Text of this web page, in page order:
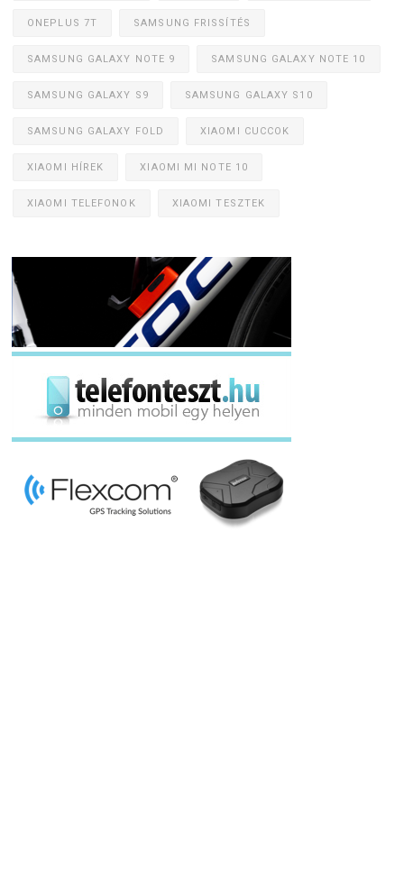
ONEPLUS 7T SAMSUNG FRISSÍTÉS
SAMSUNG GALAXY NOTE 9 SAMSUNG GALAXY NOTE 10
SAMSUNG GALAXY S9 SAMSUNG GALAXY S10
SAMSUNG GALAXY FOLD XIAOMI CUCCOK
XIAOMI HÍREK XIAOMI MI NOTE 10
XIAOMI TELEFONOK XIAOMI TESZTEK